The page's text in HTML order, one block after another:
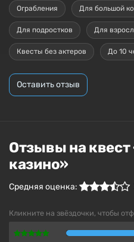
Ограбления Для большой
Для подростков Для
Квесты без актеров До 10
Оставить отзыв
Отзывы на квест
казино»
Средняя оценка:
Кликните на звёздочки, чтобы